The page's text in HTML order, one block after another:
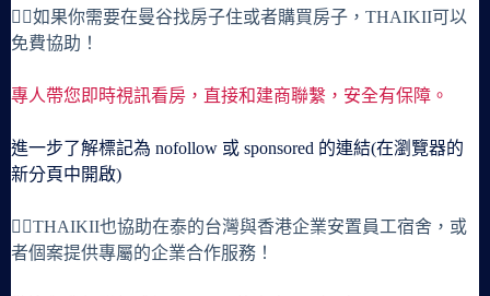
🙋‍♀️如果你需要在曼谷找房子住或者購買房子，THAIKII可以
免費協助！
專人帶您即時視訊看房，直接和建商聯繫，安全有保障。
進一步了解標記為 nofollow 或 sponsored 的連結(在瀏覽器的
新分頁中開啟)
🙋‍♀️THAIKII也協助在泰的台灣與香港企業安置員工宿舍，或
者個案提供專屬的企業合作服務！